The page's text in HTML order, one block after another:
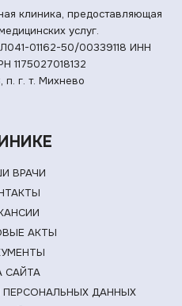
клиника, предоставляющая
услуг.
01162-50/00339118 ИНН
1175027018132
п. г. т. Михнево
ВРАЧИ
АКТЫ
САЙТА
ДАННЫХ